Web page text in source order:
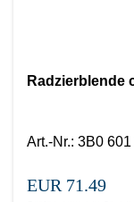
Radzierblende
Art.-Nr.: 3B0
EUR 71.49